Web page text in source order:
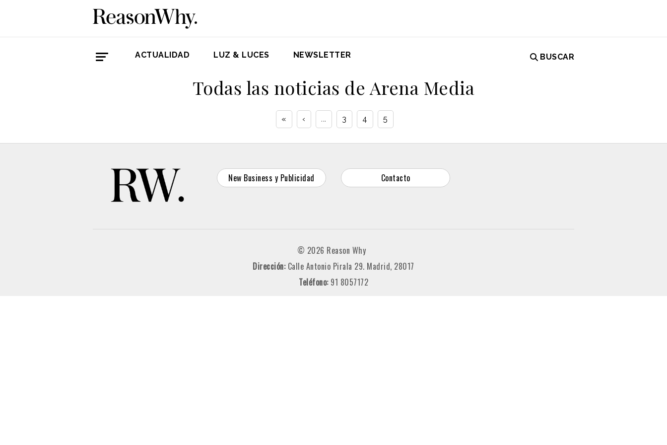
ACTUALIDAD LUZ & LUCES NEWSLETTER BUSCAR
Todas las noticias de Arena Media
« ‹ ... 3 4 5
New Business y Publicidad Contacto
© 2026 Reason Why
Dirección: Calle Antonio Pirala 29. Madrid, 28017
Teléfono: 91 8057172